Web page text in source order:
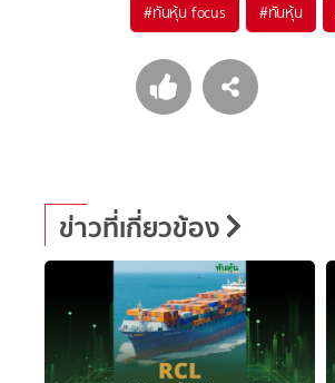
#ทันหุ้น focus #ทันหุ้น
ข่าวที่เกี่ยวข้อง